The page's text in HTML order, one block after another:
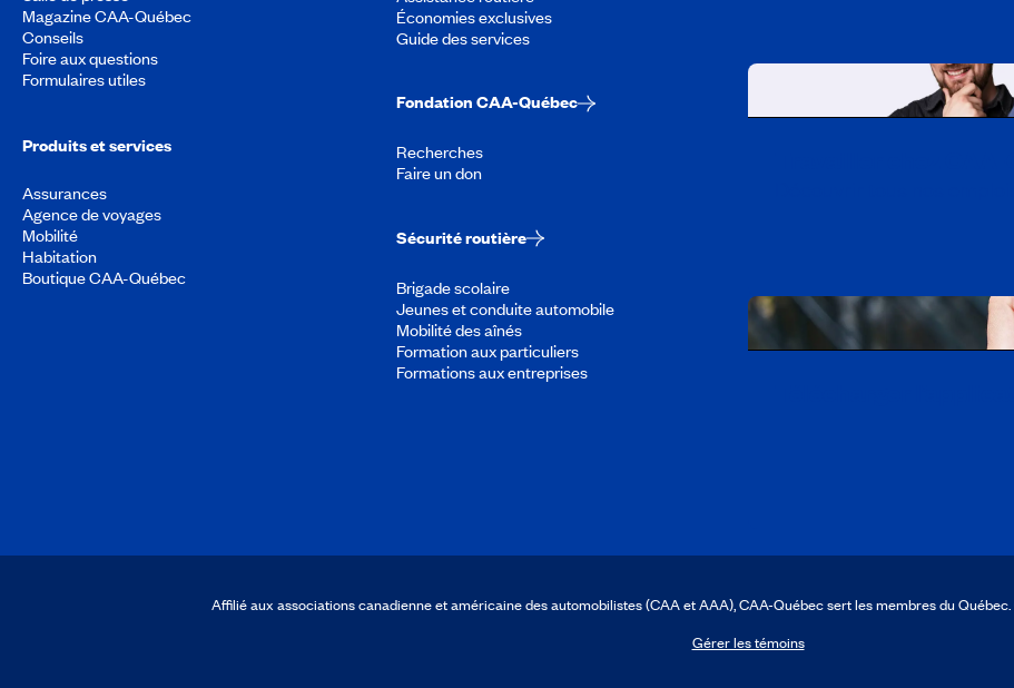
Magazine CAA-Québec
Conseils
Foire aux questions
Formulaires utiles
Produits et services
Assurances
Agence de voyages
Mobilité
Habitation
Boutique CAA-Québec
Économies exclusives
Guide des services
Fondation CAA-Québec
Recherches
Faire un don
Sécurité routière
Brigade scolaire
Jeunes et conduite automobile
Mobilité des aînés
Formation aux particuliers
Formations aux entreprises
Affilié aux associations canadienne et américaine des automobilistes (CAA et AAA), CAA-Québec sert les membres du
Gérer les témoins